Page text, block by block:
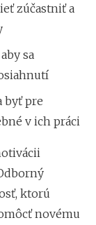
zúčastniť a
sa
byť pre
v ich práci
ktorú
novému